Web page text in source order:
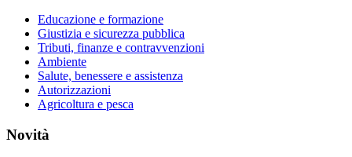
Educazione e formazione
Giustizia e sicurezza pubblica
Tributi, finanze e contravvenzioni
Ambiente
Salute, benessere e assistenza
Autorizzazioni
Agricoltura e pesca
Novità